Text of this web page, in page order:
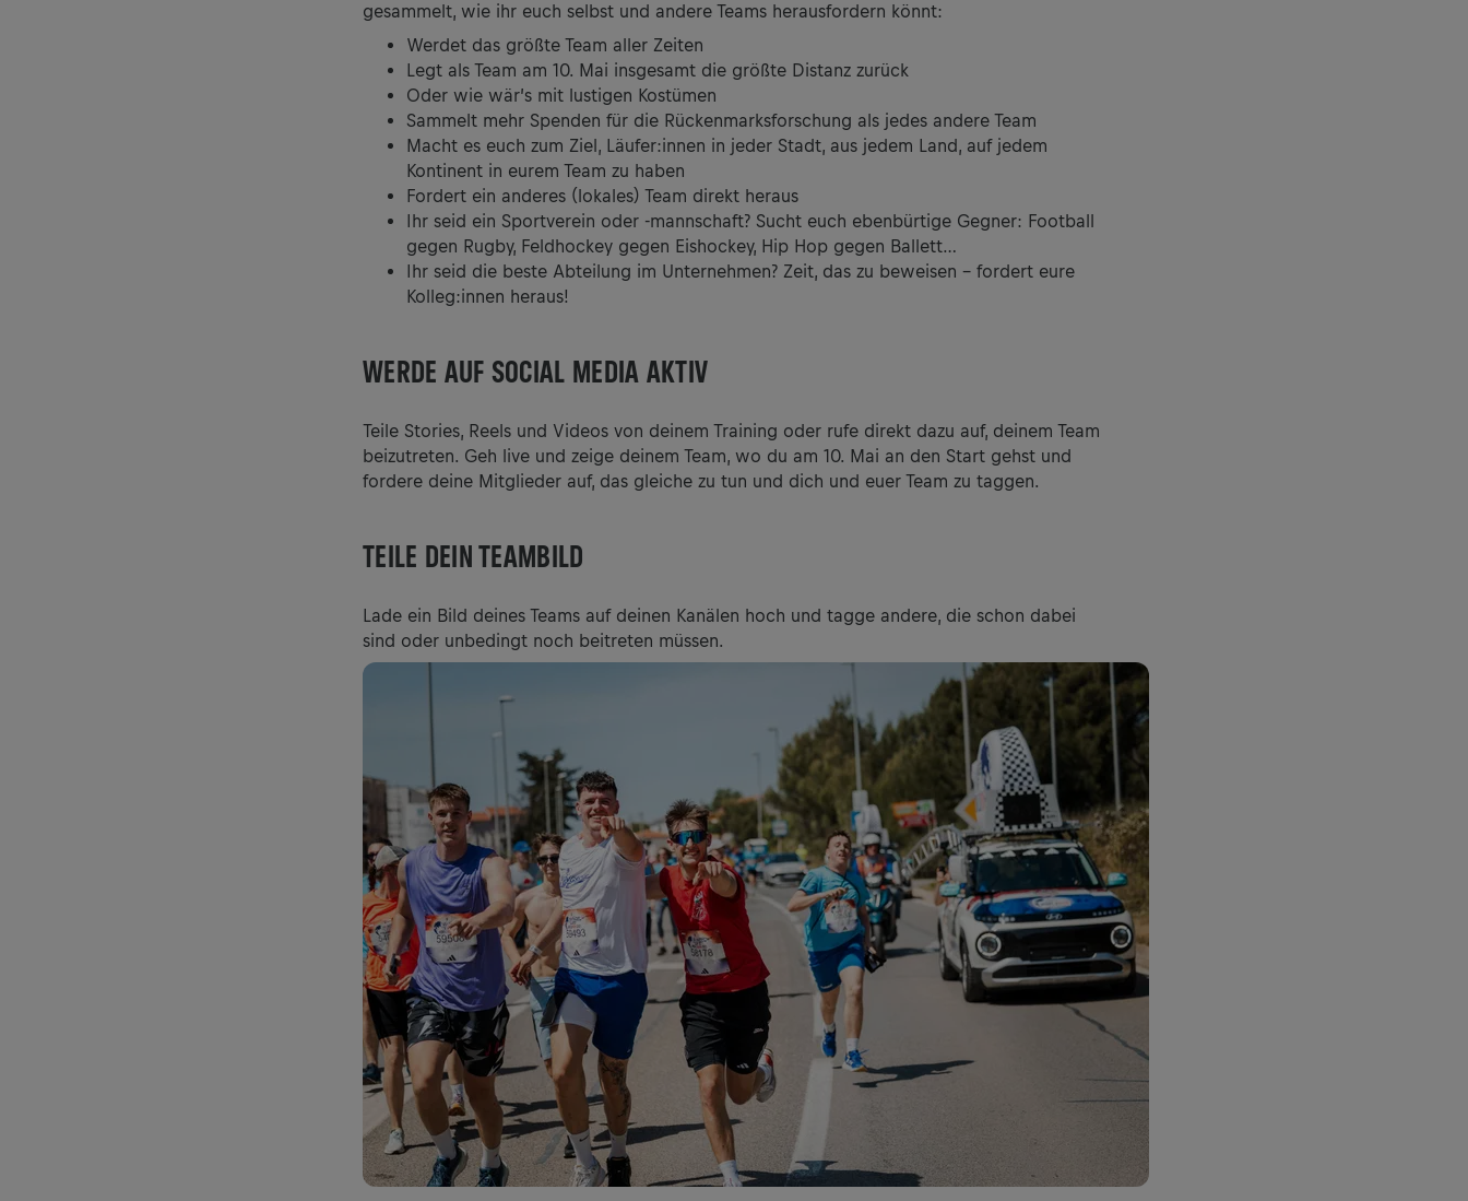
gesammelt, wie ihr euch selbst und andere Teams herausfordern könnt:
Werdet das größte Team aller Zeiten
Legt als Team am 10. Mai insgesamt die größte Distanz zurück
Oder wie wär’s mit lustigen Kostümen
Sammelt mehr Spenden für die Rückenmarksforschung als jedes andere Team
Macht es euch zum Ziel, Läufer:innen in jeder Stadt, aus jedem Land, auf jedem
Kontinent in eurem Team zu haben
Fordert ein anderes (lokales) Team direkt heraus
Ihr seid ein Sportverein oder -mannschaft? Sucht euch ebenbürtige Gegner: Football
gegen Rugby, Feldhockey gegen Eishockey, Hip Hop gegen Ballett…
Ihr seid die beste Abteilung im Unternehmen? Zeit, das zu beweisen – fordert eure
Kolleg:innen heraus!
WERDE AUF SOCIAL MEDIA AKTIV
Teile Stories, Reels und Videos von deinem Training oder rufe direkt dazu auf, deinem Team
beizutreten. Geh live und zeige deinem Team, wo du am 10. Mai an den Start gehst und
fordere deine Mitglieder auf, das gleiche zu tun und dich und euer Team zu taggen.
TEILE DEIN TEAMBILD
Lade ein Bild deines Teams auf deinen Kanälen hoch und tagge andere, die schon dabei
sind oder unbedingt noch beitreten müssen.